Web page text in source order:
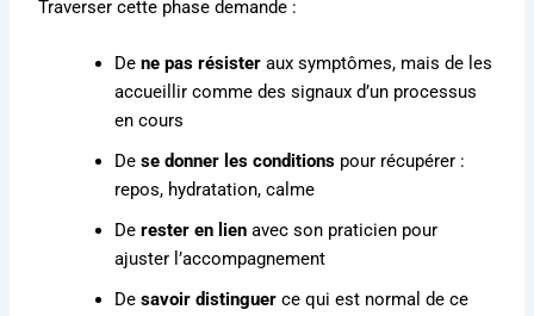
Traverser cette phase demande :
Dene pas résister aux symptômes, mais de les
accueillir comme des signaux d’un processus
en cours
Dese donner les conditions pour récupérer :
repos, hydratation, calme
Derester en lien avec son praticien pour
ajuster l’accompagnement
Desavoir distinguer ce qui est normal de ce